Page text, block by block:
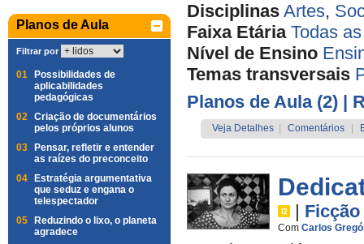
Planos de Aula
Filtrar por
01
Possibilidades de
aplicabilidades
pedagógicas
02 Criação de documentários
pelos próprios alunos
03
Pensar, refletir e entender
as raízes do preconceito
04
Estratégia argumentativa
que seduz e engana o
telespectador
05
Reduzindo o lixo, o planeta
agradece
Disciplinas Artes,
Faixa Etária Todas
Nível de Ensino
Temas transversais
Planos de Aula (2) |
Veja Detalhes Comentários
| Ficção
Com Carlos